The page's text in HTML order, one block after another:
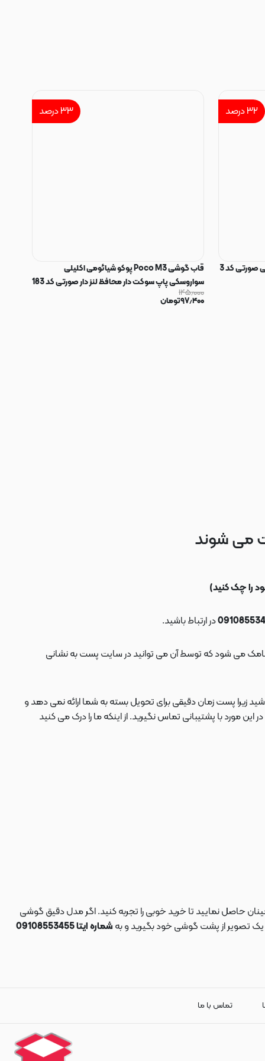
۳۲درصد
صورتی کد 3
۳۳درصد
قاب گوشی Poco M3 پوکو شیائومی اکلیلی
سواروسکی پاپ سوکت دار محافظ لنز دار صورتی کد 183
۱۴۵٫۰۰۰
۹۷٫۴۰۰تومان
می شوند
در ارتباط باشید.
زیرا پست زمان دقیقی برای تحویل بسته به شما ارائه نمی دهد و
با پشتیبانی تماس نگیرید. از اینکه ما را درک می کنید
حاصل نمایید تا خرید خوبی را تجربه کنید. اگر مدل دقیق گوشی
یک تصویر از پشت گوشی خود بگیرید و به شماره ایتا 09108553455
تماس با ما